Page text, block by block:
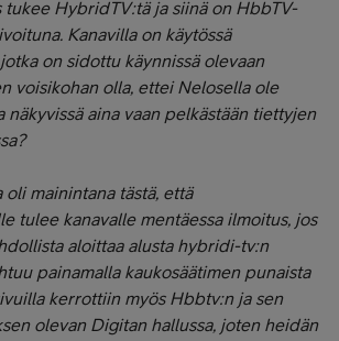
tukee HybridTV:tä ja siinä on HbbTV-
. Kanavilla on käytössä
on sidottu käynnissä olevaan
voisikohan olla, ettei Nelosella ole
näkyvissä aina vaan pelkästään tiettyjen
oli mainintana tästä, että
tulee kanavalle mentäessa ilmoitus, jos
aloittaa alusta hybridi-tv:n
painamalla kaukosäätimen punaista
kerrottiin myös Hbbtv:n ja sen
olevan Digitan hallussa, joten heidän